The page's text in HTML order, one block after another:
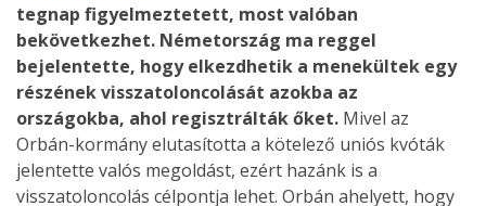
tegnap figyelmeztetett, most valóban
bekövetkezhet. Németország ma reggel
bejelentette, hogy elkezdhetik a menekültek egy
részének visszatoloncolását azokba az
országokba, ahol regisztrálták őket. Mivel az
Orbán-kormány elutasította a kötelező uniós kvóták
jelentette valós megoldást, ezért hazánk is a
visszatoloncolás célpontja lehet. Orbán ahelyett, hogy